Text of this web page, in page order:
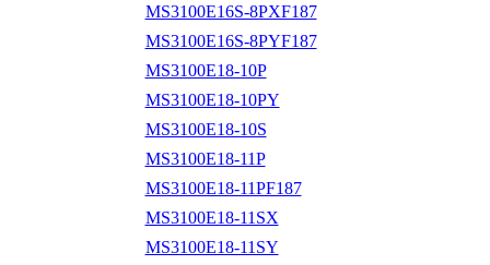
MS3100E16S-8PXF187
MS3100E16S-8PYF187
MS3100E18-10P
MS3100E18-10PY
MS3100E18-10S
MS3100E18-11P
MS3100E18-11PF187
MS3100E18-11SX
MS3100E18-11SY